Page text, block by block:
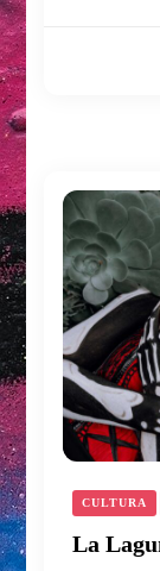
CULTURA
La